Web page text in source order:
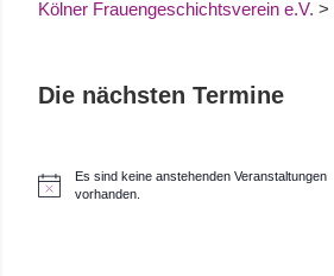
Kölner Frauengeschichtsverein e.V. >
Die nächsten Termine
H
Es sind keine anstehenden Veranstaltungen
vorhanden.